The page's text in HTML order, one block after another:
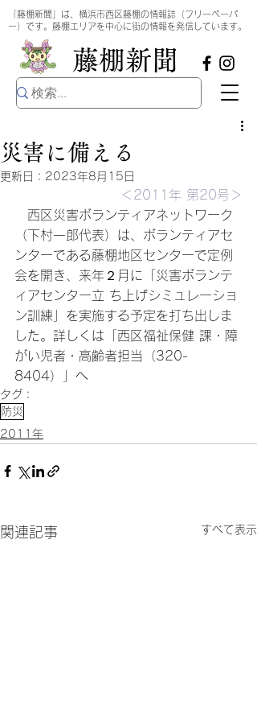
​藤棚新聞
「藤棚新聞」は、横浜市西区藤棚の情報誌（フリーペーパ
ー）です。藤棚エリアを中心に街の情報を発信しています。
災害に備える
更新日： 2023年8月15日
＜2011年 第20号＞
西区災害ボランティアネットワーク
（下村一郎代表）は、ボランティアセ
ンターである藤棚地区センターで定例
会を開き、来年２月に「災害ボランテ
ィアセンター立 ち上げシミュレーショ
ン訓練」を実施する予定を打ち出しま
した。詳しくは「西区福祉保健 課・障
がい児者・高齢者担当（320-
8404）」へ
タグ：
防災
2011年
関連記事 すべて表示